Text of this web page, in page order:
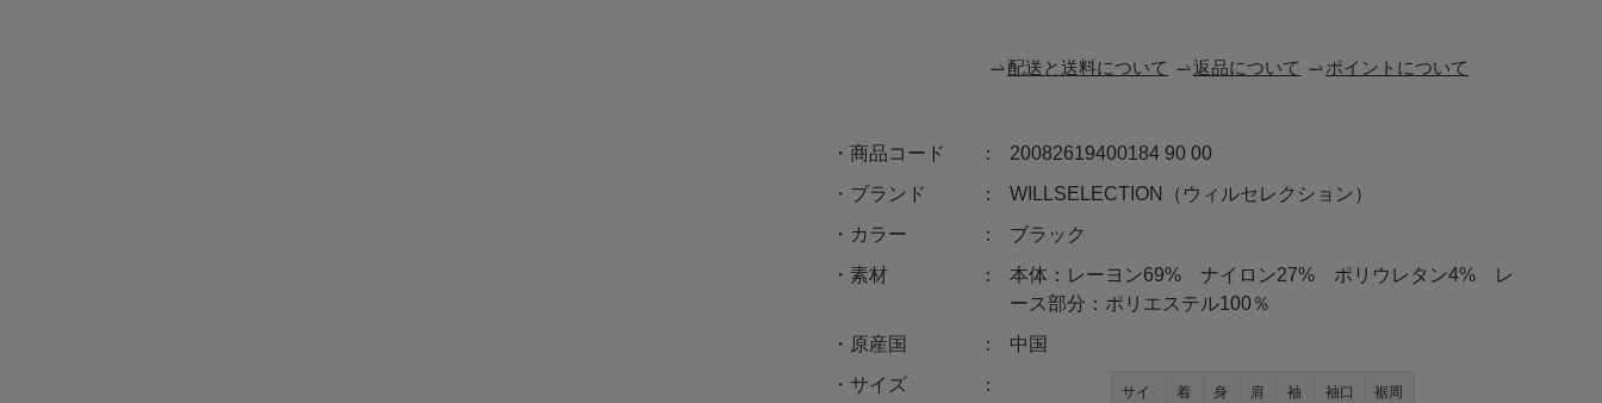
配送と送料について 返品について ポイントについて
商品コード
20082619400184 90 00
ブランド
WILLSELECTION（ウィルセレクション）
カラー
ブラック
素材
本体：レーヨン69% ナイロン27% ポリウレタン4% レ
ース部分：ポリエステル100％
原産国
中国
サイズ
サイ
着
身
肩
袖
袖口
裾周